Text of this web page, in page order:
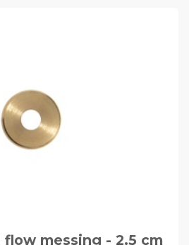
messing - 2.5 cm